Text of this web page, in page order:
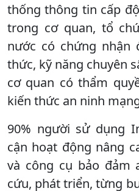
thống thông tin cấp
trong cơ quan, tổ
nước có chứng nhận
thức, kỹ năng chuyên
cơ quan có thẩm
kiến thức an ninh
90% người sử dụng
cận hoạt động nâng
và công cụ bảo đảm
cứu, phát triển, từng